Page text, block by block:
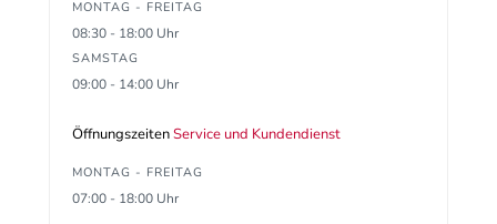
MONTAG - FREITAG
08:30 - 18:00 Uhr
SAMSTAG
09:00 - 14:00 Uhr
ÖffnungszeitenService und Kundendienst
MONTAG - FREITAG
07:00 - 18:00 Uhr